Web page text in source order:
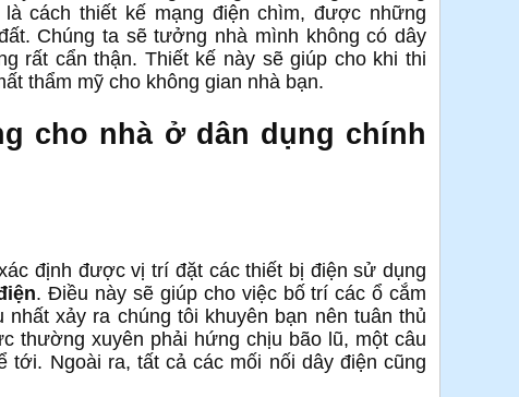
cách thiết kế mạng điện chìm, được những
Chúng ta sẽ tưởng nhà mình không có dây
rất cẩn thận. Thiết kế này sẽ giúp cho khi thi
thẩm mỹ cho không gian nhà bạn.
cho nhà ở dân dụng chính
định được vị trí đặt các thiết bị điện sử dụng
. Điều này sẽ giúp cho việc bố trí các ổ cắm
xảy ra chúng tôi khuyên bạn nên tuân thủ
thường xuyên phải hứng chịu bão lũ, một câu
Ngoài ra, tất cả các mối nối dây điện cũng